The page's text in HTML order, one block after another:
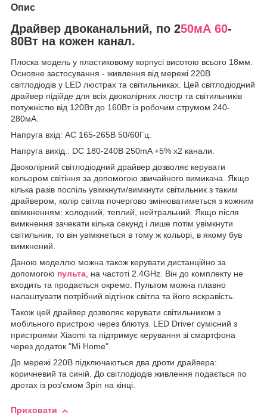
Опис
Драйвер двоканальний, по 250мА 60-
80Вт на кожен канал.
Плоска модель у пластиковому корпусі висотою всього 18мм.
Основне застосування - живлення від мережі 220В
світлодіодів у LED люстрах та світильниках. Цей світлодіодний
драйвер підійде для всіх двоколірних люстр та світильників
потужністю від 120Вт до 160Вт із робочим струмом 240-
280мА.
Напруга вхід: AC 165-265В 50/60Гц.
Напруга вихід.: DC 180-240В 250mA +5% х2 канали.
Двоколірний світлодіодний драйвер дозволяє керувати
кольором світіння за допомогою звичайного вимикача. Якщо
кілька разів поспіль увімкнути/вимкнути світильник з таким
драйвером, колір світла почергово змінюватиметься з кожним
ввімкненням: холодний, теплий, нейтральний. Якщо після
вимкнення зачекати кілька секунд і лише потім увімкнути
світильник, то він увімкнеться в тому ж кольорі, в якому був
вимкнений.
Даною моделлю можна також керувати дистанційно за
допомогою пульта, на частоті 2.4GHz. Він до комплекту не
входить та продається окремо. Пультом можна плавно
налаштувати потрібний відтінок світла та його яскравість.
Також цей драйвер дозволяє керувати світильником з
мобільного пристрою через блютуз. LED Driver сумісний з
пристроями Xiaomi та підтримує керування зі смартфона
через додаток "Mi Home".
До мережі 220В підключаються два дроти драйвера:
коричневий та синій. До світлодіодів живлення подається по
дротах із роз'ємом 3pin на кінці.
Приховати